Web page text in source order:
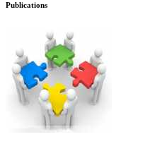
Publications